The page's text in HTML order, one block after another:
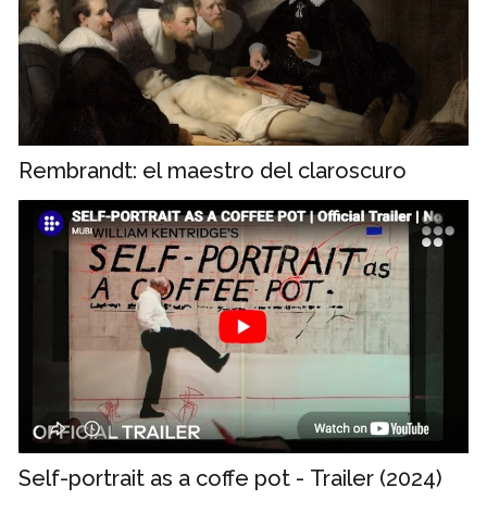
Rembrandt: el maestro del claroscuro
Self-portrait as a coffe pot - Trailer (2024)